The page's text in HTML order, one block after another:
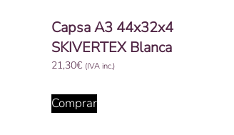
Capsa A3 44x32x4
SKIVERTEX Blanca
21,30€ (IVA inc.)
Comprar